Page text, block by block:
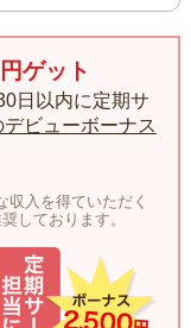
ゲット
日以内に定期サ
ビューボーナス
入を得ていただく
しております。